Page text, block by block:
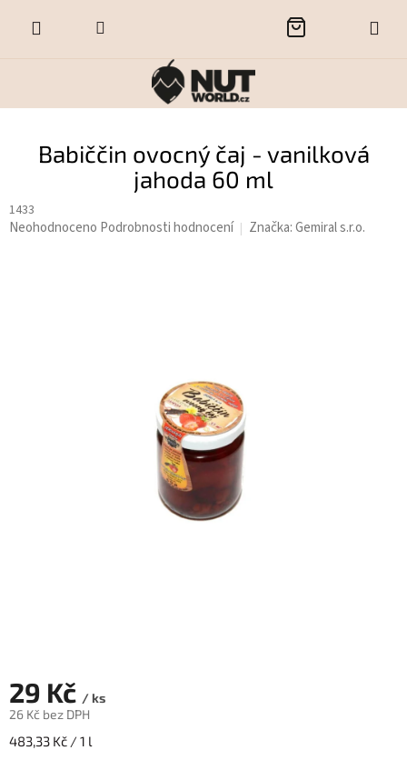
NÁKUPNÍ
Babiččin ovocný čaj - vanilková
jahoda 60 ml
1433
Průměrné
Neohodnoceno Podrobnosti hodnocení Značka:Gemiral s.r.o.
29 Kč / ks
26 Kč bez DPH
Měrná
483,33 Kč / 1 l